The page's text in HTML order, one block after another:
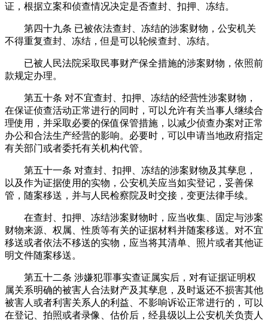
证，根据立案和侦查情况决定是否查封、扣押、冻结。
第四十九条 已被依法查封、冻结的涉案财物，公安机关
不得重复查封、冻结，但是可以轮候查封、冻结。
已被人民法院采取民事财产保全措施的涉案财物，依照前
款规定办理。
第五十条 对不宜查封、扣押、冻结的经营性涉案财物，
在保证侦查活动正常进行的同时，可以允许有关当事人继续合
理使用，并采取必要的保值保管措施，以减少侦查办案对正常
办公和合法生产经营的影响。必要时，可以申请当地政府指定
有关部门或者委托有关机构代管。
第五十一条 对查封、扣押、冻结的涉案财物及其孳息，
以及作为证据使用的实物，公安机关应当如实登记，妥善保
管，随案移送，并与人民检察院及时交接，变更法律手续。
在查封、扣押、冻结涉案财物时，应当收集、固定与涉案
财物来源、权属、性质等有关的证据材料并随案移送。对不宜
移送或者依法不移送的实物，应当将其清单、照片或者其他证
明文件随案移送。
第五十二条 涉嫌犯罪事实查证属实后，对有证据证明权
属关系明确的被害人合法财产及其孳息，及时返还不损害其他
被害人或者利害关系人的利益、不影响诉讼正常进行的，可以
在登记、拍照或者录像、估价后，经县级以上公安机关负责人